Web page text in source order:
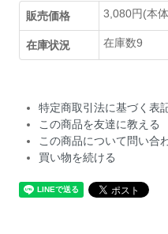
販売価格 3,080円(本
在庫状況 在庫数9
特定商取引法に基づく表
この商品を友達に教える
この商品について問い合
買い物を続ける